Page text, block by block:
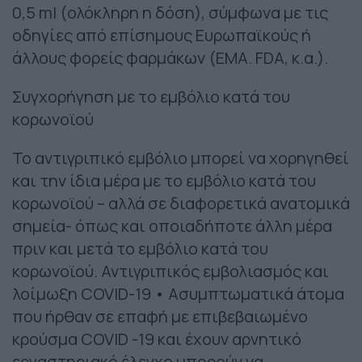
0,5 ml (ολόκληρη η δόση), σύμφωνα με τις
οδηγίες από επίσημους Ευρωπαϊκούς ή
άλλους φορείς φαρμάκων (EMA. FDA, κ.α.).
Συγχορήγηση με το εμβόλιο κατά του
κορωνοϊού
Το αντιγριπικό εμβόλιο μπορεί να χορηγηθεί
και την ίδια μέρα με το εμβόλιο κατά του
κορωνοϊού – αλλά σε διαφορετικά ανατομικά
σημεία- όπως και οποιαδήποτε άλλη μέρα
πριν και μετά το εμβόλιο κατά του
κορωνοϊού. Αντιγριπικός εμβολιασμός και
λοίμωξη COVID-19 • Ασυμπτωματικά άτομα
που ήρθαν σε επαφή με επιβεβαιωμένο
κρούσμα COVID -19 και έχουν αρνητικό